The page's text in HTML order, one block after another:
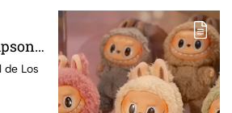
de Los